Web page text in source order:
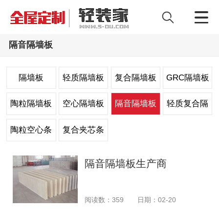
隔音隔墙板
隔墙板 轻质隔墙板 复合隔墙板 GRC隔墙板
陶粒隔墙板 空心隔墙板 隔音隔墙板 轻质复合隔
陶粒空心条 复合夹芯条
隔音隔墙板生产商
阅读数：359 日期：02-20